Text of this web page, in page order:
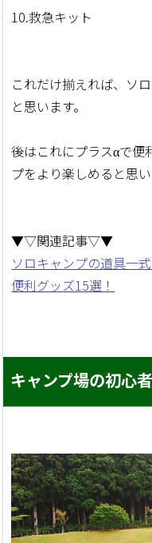
10.救急キット
これだけ揃えれば、ソ
と思います。
後はこれにプラスαで便
プをより楽しめると思い
▼▽関連記事▽▼
ソロキャンプの道具一
便利グッズ15選！
キャンプ場の初心